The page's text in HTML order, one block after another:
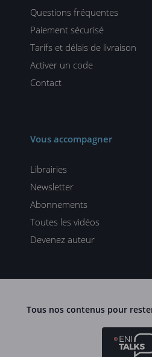
Questions fréquentes
Paiement sécurisé
Tarifs et délais de livraison
Activer un code
Contact
Vous accompagner
Librairies
Newsletter
Abonnements
Toutes les vidéos
Devenez auteur
Tous nos contenus pour